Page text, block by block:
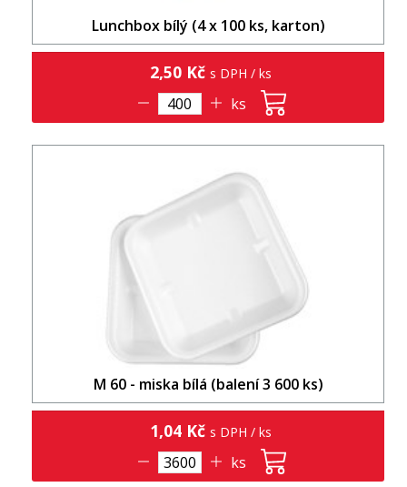
Lunchbox bílý (4 x 100 ks, karton)
2,50 Kč s DPH / ks
ks
M 60 - miska bílá (balení 3 600 ks)
1,04 Kč s DPH / ks
ks